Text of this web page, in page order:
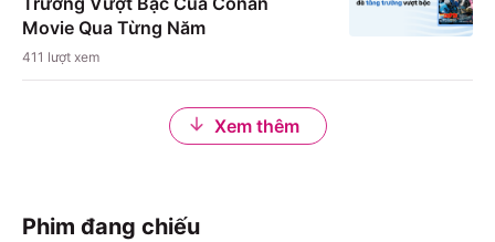
Movie Qua Từng Năm
411 lượt xem
Xem thêm
Phim đang chiếu